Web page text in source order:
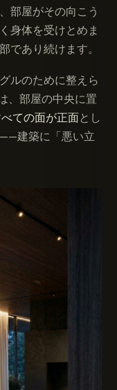
、部屋がその向こう
身体を受けとめま
であり続けます。
ルのために整えら
、部屋の中央に置
ての面が正面とし
建築に「悪い立